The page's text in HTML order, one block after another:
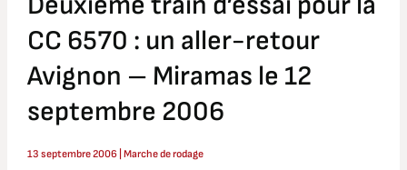
CC 6570 : un aller-retour
Avignon – Miramas le 12
septembre 2006
13 septembre 2006 Marche de rodage
le
septembre
2006